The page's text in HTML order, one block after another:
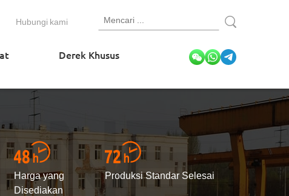
Hubungi kami
Derek Khusus
Harga yang
Disediakan
Produksi Standar Selesai